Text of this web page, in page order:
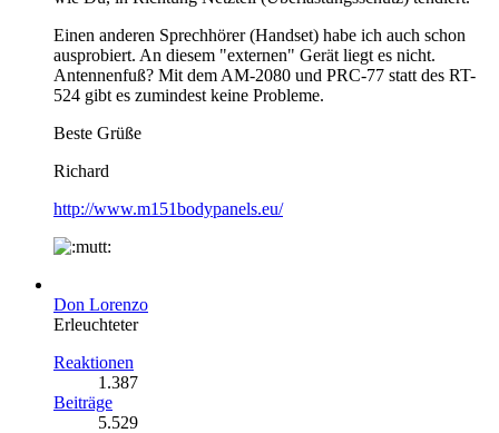
Einen anderen Sprechhörer (Handset) habe ich auch schon
ausprobiert. An diesem "externen" Gerät liegt es nicht.
Antennenfuß? Mit dem AM-2080 und PRC-77 statt des RT-
524 gibt es zumindest keine Probleme.
Beste Grüße
Richard
http://www.m151bodypanels.eu/
Don Lorenzo
Erleuchteter
Reaktionen
1.387
Beiträge
5.529